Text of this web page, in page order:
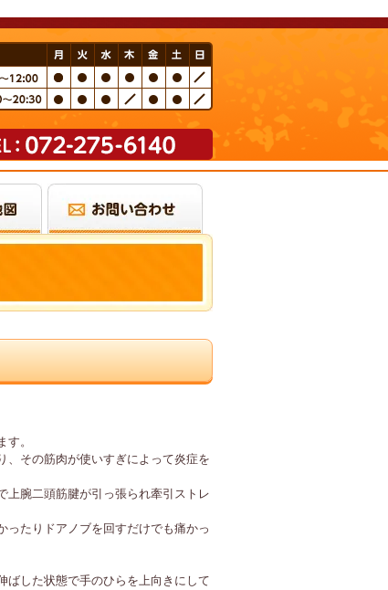
。
、その筋肉が使いすぎによって炎症を
上腕二頭筋腱が引っ張られ牽引ストレ
ったりドアノブを回すだけでも痛かっ
ばした状態で手のひらを上向きにして